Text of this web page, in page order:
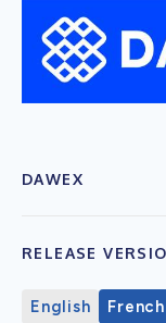
DAWEX
RELEASE
English French